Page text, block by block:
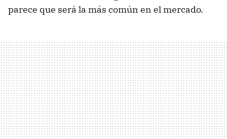
parece que será la más común en el mercado.